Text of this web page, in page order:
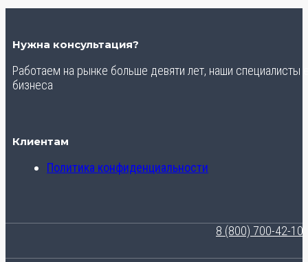
Нужна консультация?
Работаем на рынке больше девяти лет, наши
бизнеса
Клиентам
Политика конфиденциальности
8 (800) 700-42-10